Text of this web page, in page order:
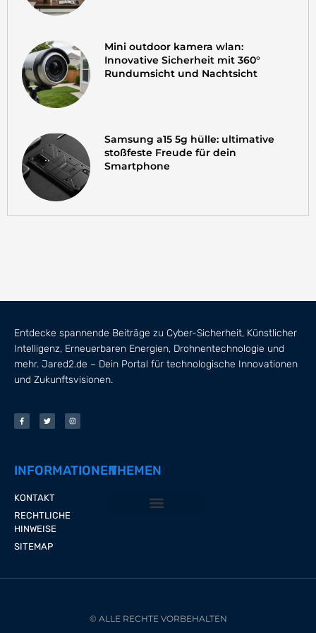
Mini outdoor kamera wlan:
Innovative Sicherheit mit 360°
Rundumsicht und Nachtsicht
Samsung a15 5g hülle: ultimative
stoßfeste Freude für dein
Smartphone
Entdecke spannende Beiträge zu Cyber-Sicherheit, Künstlicher
Intelligenz, Erneuerbaren Energien, Drohnentechnologie und
mehr. Jared2.de – Dein Portal für technologische Innovationen
und Zukunftsvisionen.
INFORMATIONEN
KONTAKT
RECHTLICHE
HINWEISE
SITEMAP
THEMEN
© ALLE RECHTE VORBEHALTEN